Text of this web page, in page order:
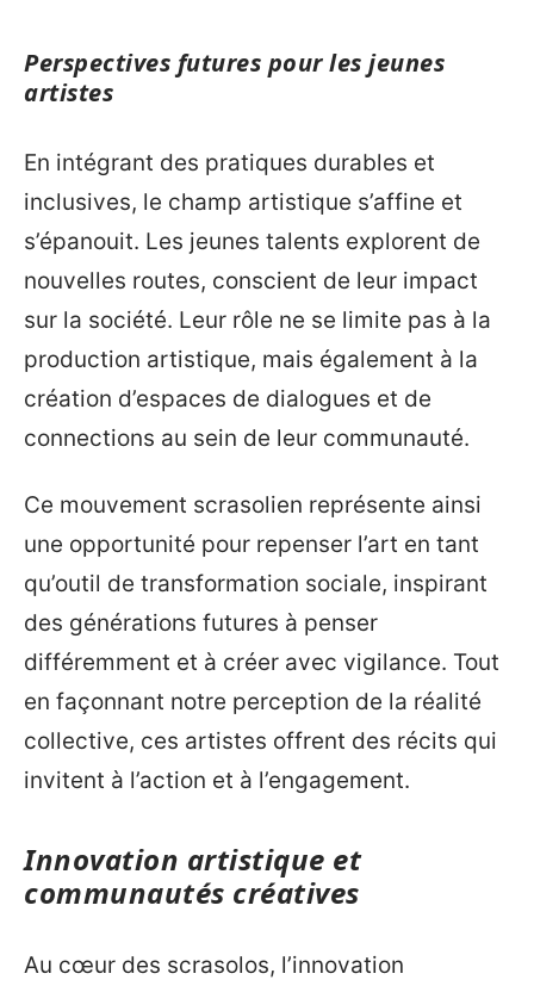
Perspectives futures pour les jeunes
artistes
En intégrant des pratiques durables et
inclusives, le champ artistique s’affine et
s’épanouit. Les jeunes talents explorent de
nouvelles routes, conscient de leur impact
sur la société. Leur rôle ne se limite pas à la
production artistique, mais également à la
création d’espaces de dialogues et de
connections au sein de leur communauté.
Ce mouvement scrasolien représente ainsi
une opportunité pour repenser l’art en tant
qu’outil de transformation sociale, inspirant
des générations futures à penser
différemment et à créer avec vigilance. Tout
en façonnant notre perception de la réalité
collective, ces artistes offrent des récits qui
invitent à l’action et à l’engagement.
Innovation artistique et
communautés créatives
Au cœur des scrasolos, l’innovation